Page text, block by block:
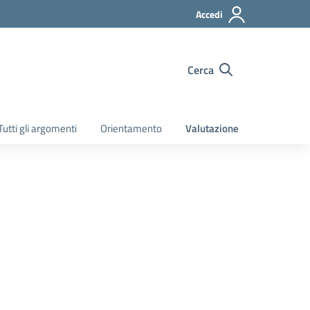
Accedi
Cerca
gli argomenti Orientamento Valutazione